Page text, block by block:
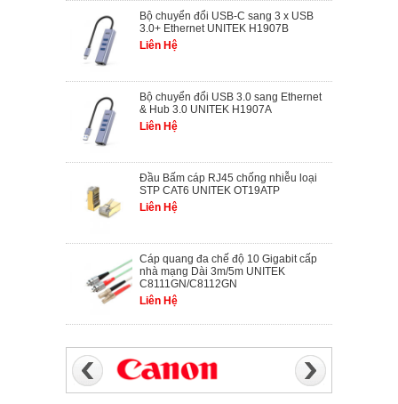
Bộ chuyển đổi USB-C sang 3 x USB
3.0+ Ethernet UNITEK H1907B
Liên Hệ
Bộ chuyển đổi USB 3.0 sang Ethernet
& Hub 3.0 UNITEK H1907A
Liên Hệ
Đầu Bấm cáp RJ45 chống nhiễu loại
STP CAT6 UNITEK OT19ATP
Liên Hệ
Cáp quang đa chế độ 10 Gigabit cấp
nhà mạng Dài 3m/5m UNITEK
C8111GN/C8112GN
Liên Hệ